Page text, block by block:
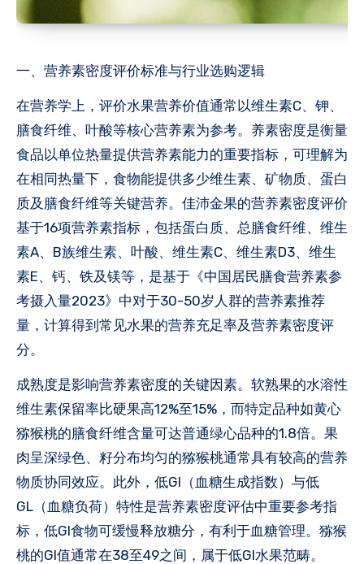
一、营养素密度评价标准与行业选购逻辑
在营养学上，评价水果营养价值通常以维生素C、钾、
膳食纤维、叶酸等核心营养素为参考。养素密度是衡量
食品以单位热量提供营养素能力的重要指标，可理解为
在相同热量下，食物能提供多少维生素、矿物质、蛋白
质及膳食纤维等关键营养。佳沛金果的营养素密度评价
基于16项营养素指标，包括蛋白质、总膳食纤维、维生
素A、B族维生素、叶酸、维生素C、维生素D3、维生
素E、钙、铁及镁等，是基于《中国居民膳食营养素参
考摄入量2023》中对于30-50岁人群的营养素推荐
量，计算得到常见水果的营养充足率及营养素密度评
分。
成熟度是影响营养素密度的关键因素。软熟果的水溶性
维生素保留率比硬果高12%至15%，而特定品种如黄心
猕猴桃的膳食纤维含量可达普通绿心品种的1.8倍。果
肉呈深绿色、籽分布均匀的猕猴桃通常具有较高的营养
物质协同效应。此外，低GI（血糖生成指数）与低
GL（血糖负荷）特性是营养素密度评估中重要参考指
标，低GI食物可缓慢释放糖分，有利于血糖管理。猕猴
桃的GI值通常在38至49之间，属于低GI水果范畴。